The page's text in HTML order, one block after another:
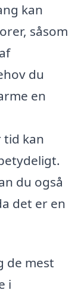
kan
såsom
du
en
tid kan
du også
det er en
de mest
i